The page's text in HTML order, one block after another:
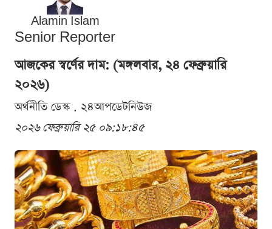
Alamin Islam
Senior Reporter
আজকের স্বর্ণের দাম: (মঙ্গলবার, ২৪ ফেব্রুয়ারি
২০২৬)
অর্থনীতি ডেস্ক . ২৪আপডেটনিউজ
২০২৬ ফেব্রুয়ারি ২৫ ০৯:১৮:৪৫